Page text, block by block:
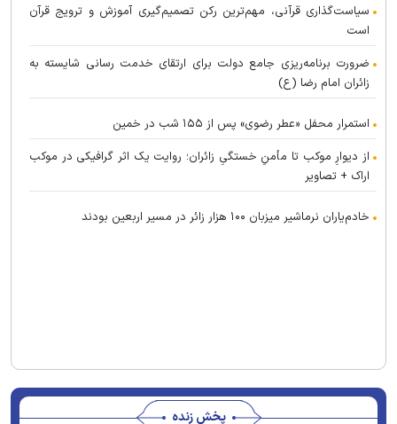
سیاست‌گذاری قرآنی، مهم‌ترین رکن تصمیم‌گیری آموزش و ترویج قرآن
است
ضرورت برنامه‌ریزی جامع دولت برای ارتقای خدمت رسانی شایسته به
زائران امام رضا (ع)
استمرار محفل «عطر رضوی» پس از ۱۵۵ شب در خمین
از دیوارِ موکب تا مأمنِ خستگیِ زائران؛ روایت یک اثر گرافیکی در موکب
اراک + تصاویر
خادم‌یاران نرماشیر میزبان ۱۰۰ هزار زائر در مسیر اربعین بودند
پخش زنده